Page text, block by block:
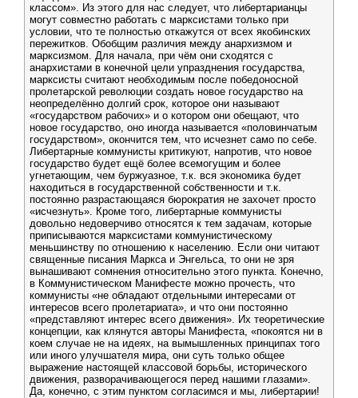
классом». Из этого для нас следует, что либертарианцы
могут совместно работать с марксистами только при
условии, что те полностью откажутся от всех якобинских
пережитков. Обобщим различия между анархизмом и
марксизмом. Для начала, при чём они сходятся с
анархистами в конечной цели упразднения государства,
марксисты считают необходимым после победоносной
пролетарской революции создать новое государство на
неопределённо долгий срок, которое они называют
«государством рабочих» и о котором они обещают, что
новое государство, оно иногда называется «половинчатым
государством», окончится тем, что исчезнет само по себе.
Либертарные коммунисты критикуют, напротив, что новое
государство будет ещё более всемогущим и более
угнетающим, чем буржуазное, т.к. вся экономика будет
находиться в государственной собственности и т.к.
постоянно разрастающаяся бюрократия не захочет просто
«исчезнуть». Кроме того, либертарные коммунисты
довольно недоверчиво относятся к тем задачам, которые
приписываются марксистами коммунистическому
меньшинству по отношению к населению. Если они читают
священные писания Маркса и Энгельса, то они не зря
вынашивают сомнения относительно этого пункта. Конечно,
в Коммунистическом Манифесте можно прочесть, что
коммунисты «не обладают отдельными интересами от
интересов всего пролетариата», и что они постоянно
«представляют интерес всего движения». Их теоретические
концепции, как клянутся авторы Манифеста, «покоятся ни в
коем случае не на идеях, на вымышленных принципах того
или иного улучшателя мира, они суть только общее
выражение настоящей классовой борьбы, исторического
движения, разворачивающегося перед нашими глазами».
Да, конечно, с этим пунктом согласимся и мы, либертарии!